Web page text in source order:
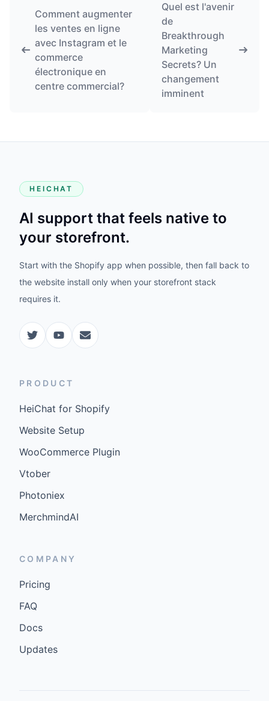
Comment augmenter
les ventes en ligne
avec Instagram et le
commerce
électronique en
centre commercial?
Quel est l'avenir
de
Breakthrough
Marketing
Secrets? Un
changement
imminent
HEICHAT
AI support that feels native to
your storefront.
Start with the Shopify app when possible, then fall back to
the website install only when your storefront stack
requires it.
PRODUCT
HeiChat for Shopify
Website Setup
WooCommerce Plugin
Vtober
Photoniex
MerchmindAI
COMPANY
Pricing
FAQ
Docs
Updates